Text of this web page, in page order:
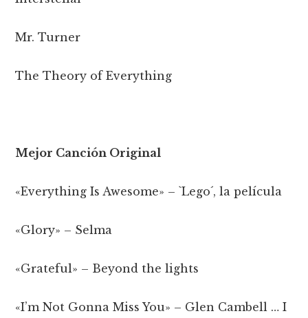
Mr. Turner
The Theory of Everything
Mejor Canción Original
«Everything Is Awesome» – `Lego´, la película
«Glory» – Selma
«Grateful» – Beyond the lights
«I’m Not Gonna Miss You» – Glen Cambell … I